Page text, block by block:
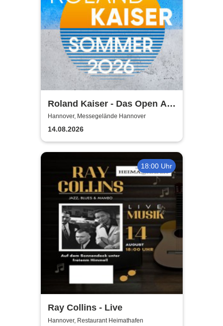
Roland Kaiser - Das Open Air
2026!
Hannover, Messegelände Hannover
14.08.2026
18:00 Uhr
Ray Collins - Live
Hannover, Restaurant Heimathafen